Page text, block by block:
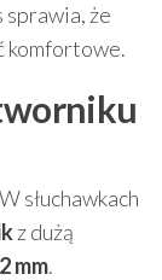
sprawia, że
komfortowe.
słuchawkach
z dużą
mm.